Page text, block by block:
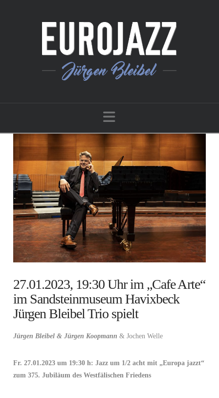
Navigation
27.01.2023, 19:30 Uhr im „Cafe Arte“
im Sandsteinmuseum Havixbeck
Jürgen Bleibel Trio spielt
Jürgen Bleibel & Jürgen Koopmann & Jochen Welle
Fr. 27.01.2023 um 19:30 h: Jazz um 1/2 acht mit „Europa jazzt“
zum 375. Jubiläum des Westfälischen Friedens